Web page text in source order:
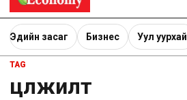
Эдийн засаг Бизнес Уул уурхай
TAG
цөлжилт